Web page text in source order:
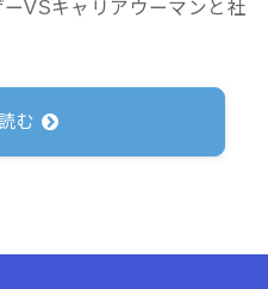
VSキャリアウーマンと社
む